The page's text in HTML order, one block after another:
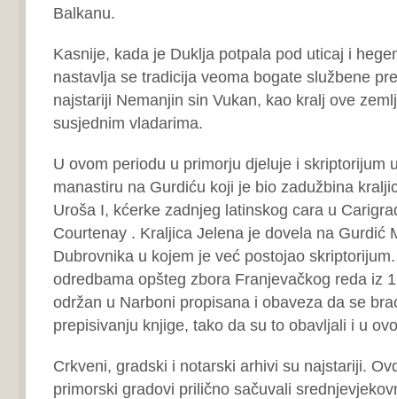
Balkanu.
Kasnije, kada je Duklja potpala pod uticaj i
nastavlja se tradicija veoma bogate službene
najstariji Nemanjin sin Vukan, kao kralj ove
susjednim vladarima.
U ovom periodu u primorju djeluje i skriptorijum
manastiru na Gurdiću koji je bio zadužbina
Uroša I, kćerke zadnjeg latinskog cara u
Courtenay . Kraljica Jelena je dovela na Gurdić
Dubrovnika u kojem je već postojao
odredbama opšteg zbora Franjevačkog reda iz
održan u Narboni propisana i obaveza da se
prepisivanju knjige, tako da su to obavljali i u
Crkveni, gradski i notarski arhivi su najstariji.
primorski gradovi prilično sačuvali